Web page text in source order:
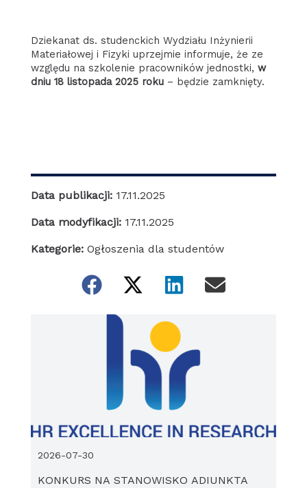
Dziekanat ds. studenckich Wydziału Inżynierii
Materiałowej i Fizyki uprzejmie informuje, że ze
względu na szkolenie pracowników jednostki, w
dniu 18 listopada 2025 roku– będzie zamknięty.
Data publikacji: 17.11.2025
Data modyfikacji: 17.11.2025
Kategorie: Ogłoszenia dla studentów
KONKURS NA STANOWISKO ADIUNKTA
2026-07-30